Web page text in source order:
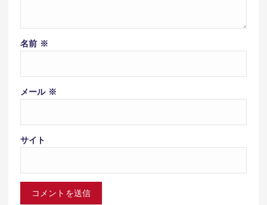
名前 ※
メール ※
サイト